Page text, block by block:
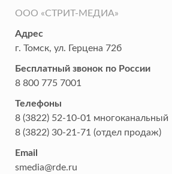
ООО «СТРИТ-МЕДИА»
Адрес
г. Томск, ул. Герцена 72б
Бесплатный звонок по России
8 800 775 7001
Телефоны
8 (3822) 52-10-01 многоканальный
8 (3822) 30-21-71 (отдел продаж)
Email
smedia@rde.ru